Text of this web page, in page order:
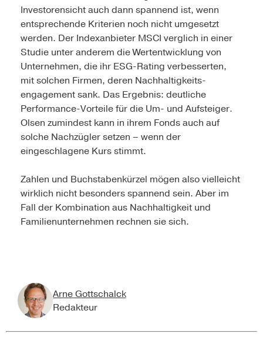
Investorensicht auch dann spannend ist, wenn
entsprechende Kriterien noch nicht umgesetzt
werden. Der Indexanbieter MSCI verglich in einer
Studie unter anderem die Wertentwicklung von
Unternehmen, die ihr ESG-Rating verbesserten,
mit solchen Firmen, deren Nachhaltigkeits­
engagement sank. Das Ergebnis: deutliche
Performance-Vorteile für die Um- und Aufsteiger.
Olsen zumindest kann in ihrem Fonds auch auf
solche Nachzügler setzen – wenn der
eingeschlagene Kurs stimmt.
Zahlen und Buchstabenkürzel mögen also vielleicht
wirklich nicht besonders spannend sein. Aber im
Fall der Kombination aus Nachhaltigkeit und
Familien­unternehmen rechnen sie sich.
Arne Gottschalck
Redakteur